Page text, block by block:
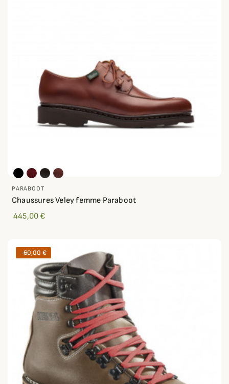
PARABOOT
Chaussures Veley femme Paraboot
445,00 €
-60,00 €